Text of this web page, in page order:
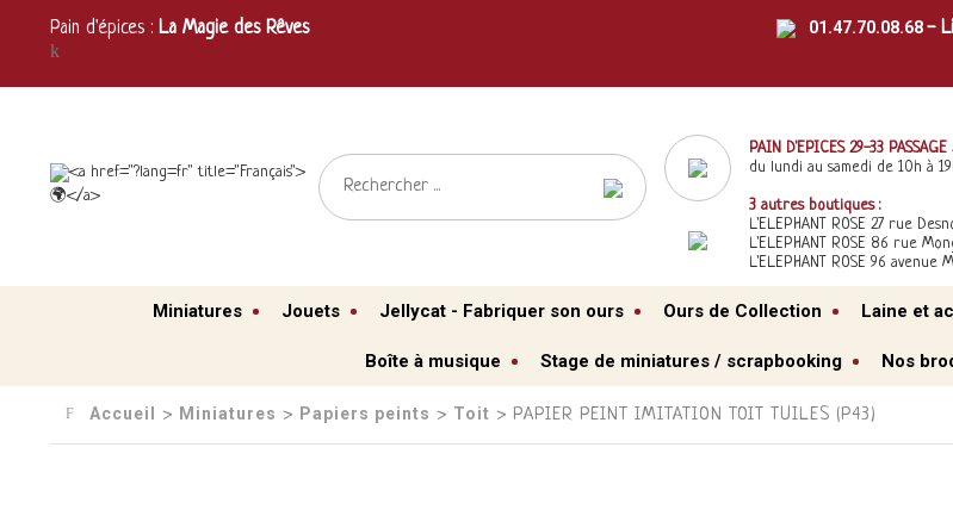
Pain d'épices : La Magie des Rêves 01.47.70.08.68-
PAIN D'EPICES 29-33
du lundi au samedi de 10h à
3 autres boutiques :
L'ELEPHANT ROSE 27 rue
L'ELEPHANT ROSE 86 rue
L'ELEPHANT ROSE 96 avenue
Miniatures Jouets Jellycat - Fabriquer son ours Ours de Collection Laine et
Boîte à musique Stage de miniatures / scrapbooking Nos
Accueil › Miniatures › Papiers peints › Toit › PAPIER PEINT IMITATION TOIT TUILES (P43)